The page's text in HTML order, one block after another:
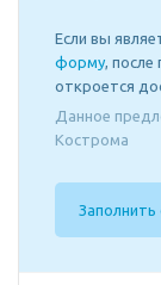
Если вы
форму,
откроется
Данное
Кострома